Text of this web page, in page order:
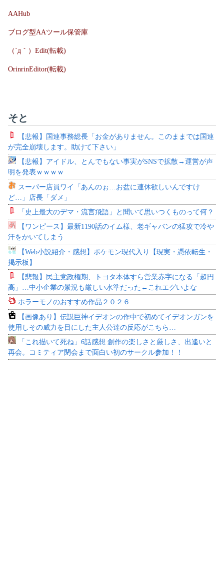
AAHub
ブログ型AAツール保管庫
（´д｀）Edit(転載)
OrinrinEditor(転載)
そと
【悲報】国連事務総長「お金がありません。このままでは国連
が完全崩壊します。助けて下さい」
【悲報】アイドル、とんでもない事実がSNSで拡散→運営が声
明を発表ｗｗｗｗ
スーパー店員ワイ「あんのぉ…お盆に連休欲しいんですけ
ど…」店長「ダメ」
「史上最大のデマ・流言飛語」と聞いて思いつくものって何？
【ワンピース】最新1190話のイム様、老ギャバンの猛攻で冷や
汗をかいてしまう
【Web小説紹介・感想】ポケモン現代入り【現実・憑依転生・
掲示板】
【悲報】民主党政権期、トヨタ本体すら営業赤字になる「超円
高」…中小企業の景況も厳しい水準だった←これエグいよな
ホラーモノのおすすめ作品２０２６
【画像あり】伝説巨神イデオンの作中で初めてイデオンガンを
使用しその威力を目にした主人公達の反応がこちら…
「これ描いて死ね」6話感想 創作の楽しさと厳しさ、出逢いと
再会。コミティア閉会まで面白い初のサークル参加！！